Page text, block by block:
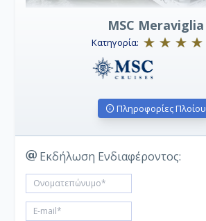
MSC Meraviglia
Κατηγορία:
Πληροφορίες Πλοίου
Εκδήλωση Ενδιαφέροντος: